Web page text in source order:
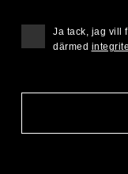
Ja tack, jag vill
därmed